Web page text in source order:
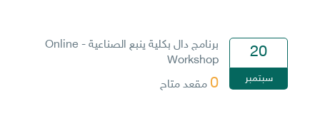
20
سبتمبر
برنامج دال بكلية ينبع الصناعية - Online
Workshop
0 مقعد متاح